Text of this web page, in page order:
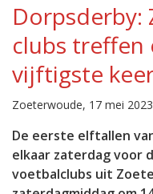
Dorpsderby:
clubs treffen
vijftigste
Zoeterwoude, 17 mei
De eerste elftallen
elkaar zaterdag voor
voetbalclubs uit